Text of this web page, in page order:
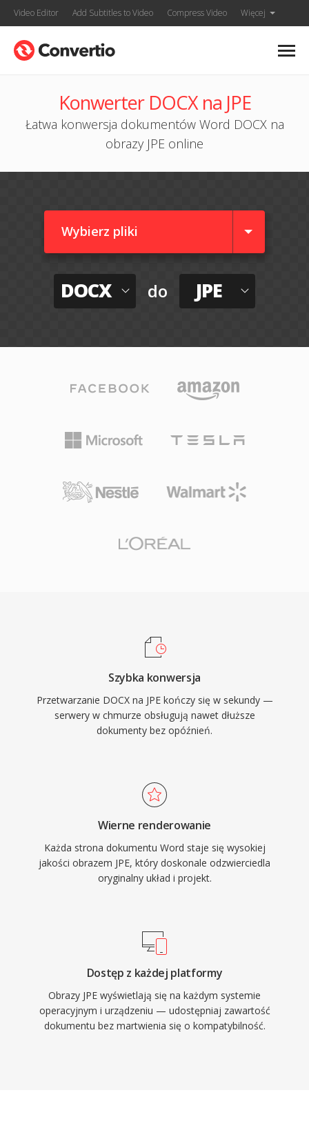
Video Editor Add Subtitles to Video Compress Video Więcej
Konwerter DOCX na JPE
Łatwa konwersja dokumentów Word DOCX na
obrazy JPE online
Wybierz pliki
DOCX do JPE
Szybka konwersja
Przetwarzanie DOCX na JPE kończy się w sekundy —
serwery w chmurze obsługują nawet dłuższe
dokumenty bez opóźnień.
Wierne renderowanie
Każda strona dokumentu Word staje się wysokiej
jakości obrazem JPE, który doskonale odzwierciedla
oryginalny układ i projekt.
Dostęp z każdej platformy
Obrazy JPE wyświetlają się na każdym systemie
operacyjnym i urządzeniu — udostępniaj zawartość
dokumentu bez martwienia się o kompatybilność.